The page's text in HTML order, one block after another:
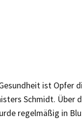
ist Opfer
Schmidt. Über
regelmäßig in